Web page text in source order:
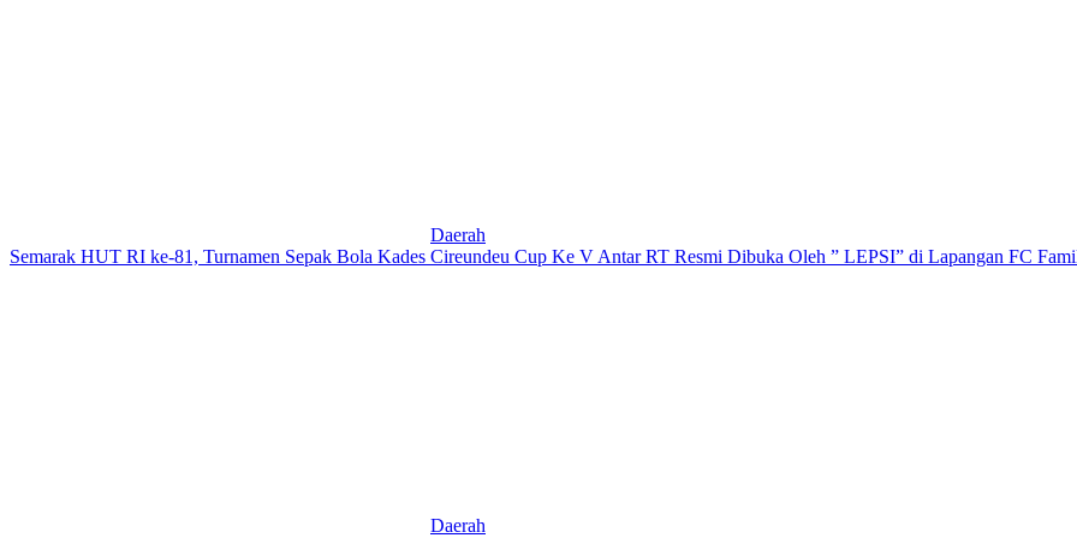
Daerah
Semarak HUT RI ke-81, Turnamen Sepak Bola Kades Cireundeu Cup Ke V Antar RT Resmi Dibuka Oleh ” LEPSI” di Lapangan FC
Daerah